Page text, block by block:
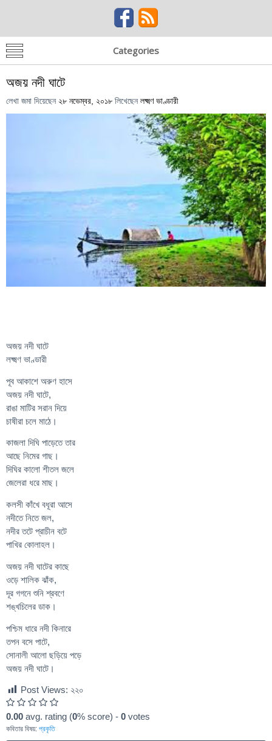
Categories
অজয় নদী ঘাটে
লেখা জমা দিয়েছেন ২৮ নভেম্বর, ২০১৮লিখেছেন লক্ষ্মণ ভাণ্ডারী
অজয় নদী ঘাটে
লক্ষ্মণ ভাণ্ডারী
পূব আকাশে অরুণ হাসে
অজয় নদী ঘাটে,
রাঙা মাটির সরান দিয়ে
চাষীরা চলে মাঠে।
কাজলা দিঘি পাড়েতে তার
আছে নিমের গাছ।
দিঘির কালো শীতল জলে
জেলেরা ধরে মাছ।
কলসী কাঁখে বধূরা আসে
নদীতে নিতে জল,
নদীর তটে প্রাচীন বটে
পাখির কোলাহল।
অজয় নদী ঘাটের কাছে
ওড়ে শালিক ঝাঁক,
দূর গগনে শুনি শ্রবণে
শঙ্খচিলের ডাক।
পশ্চিম ধারে নদী কিনারে
তপন বসে পাটে,
সোনালী আলো ছড়িয়ে পড়ে
অজয় নদী ঘাটে।
Post Views: ২২০
0.00 avg. rating (0% score) - 0 votes
কবিতার বিষয়: প্রকৃতি